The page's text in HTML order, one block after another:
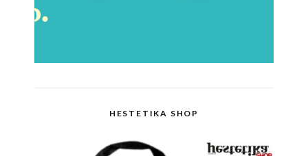
HESTETIKA SHOP